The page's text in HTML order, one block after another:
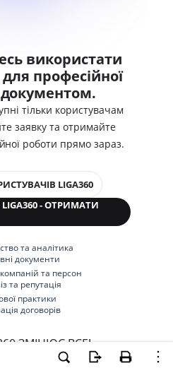
використати
професійної
тільки користувачам
заявку та отримайте
роботи прямо зараз.
LIGA360
- ОТРИМАТИ
та аналітика
документи
та персон
та репутація
практики
договорів
ЗМІНЮЄ ВСЕ!